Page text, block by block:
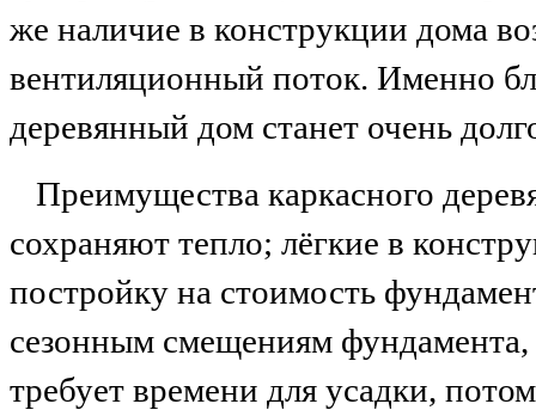
же наличие в конструкции дома
вентиляционный поток. Именно
деревянный дом станет очень
Преимущества каркасного
сохраняют тепло; лёгкие в
постройку на стоимость
сезонным смещениям
требует времени для усадки,